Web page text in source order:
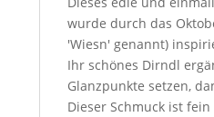
wurde durch das
'Wiesn' genannt)
Ihr schönes Dirndl
Glanzpunkte setzen,
Dieser Schmuck ist